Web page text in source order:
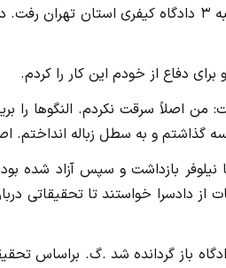
با تکمیل تحقیقات و صدور کیفرخواست، پرونده برای رسیدگی به شعبه
دفاع از خودم این کار را کردم.
من اصلاً سرقت نکردم. النگوها را
گذاشتم و به سطل زباله انداختم.
بازداشت و سپس آزاد شده بود،
دادسرا خواستند تا تحقیقاتی
باز گردانده شد .گ. براساس